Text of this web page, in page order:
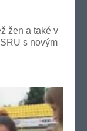
žen a také v
s novým